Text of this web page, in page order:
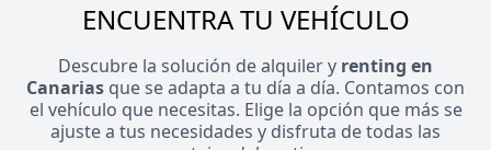
ENCUENTRA TU VEHÍCULO
Descubre la solución de alquiler y renting en
Canarias que se adapta a tu día a día. Contamos con
el vehículo que necesitas. Elige la opción que más se
ajuste a tus necesidades y disfruta de todas las